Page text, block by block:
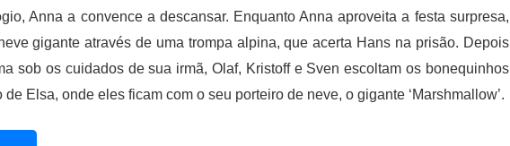
Anna a convence a descansar. Enquanto Anna aproveita a festa surpresa,
gigante através de uma trompa alpina, que acerta Hans na prisão. Depois
sob os cuidados de sua irmã, Olaf, Kristoff e Sven escoltam os bonequinhos
Elsa, onde eles ficam com o seu porteiro de neve, o gigante ‘Marshmallow’.